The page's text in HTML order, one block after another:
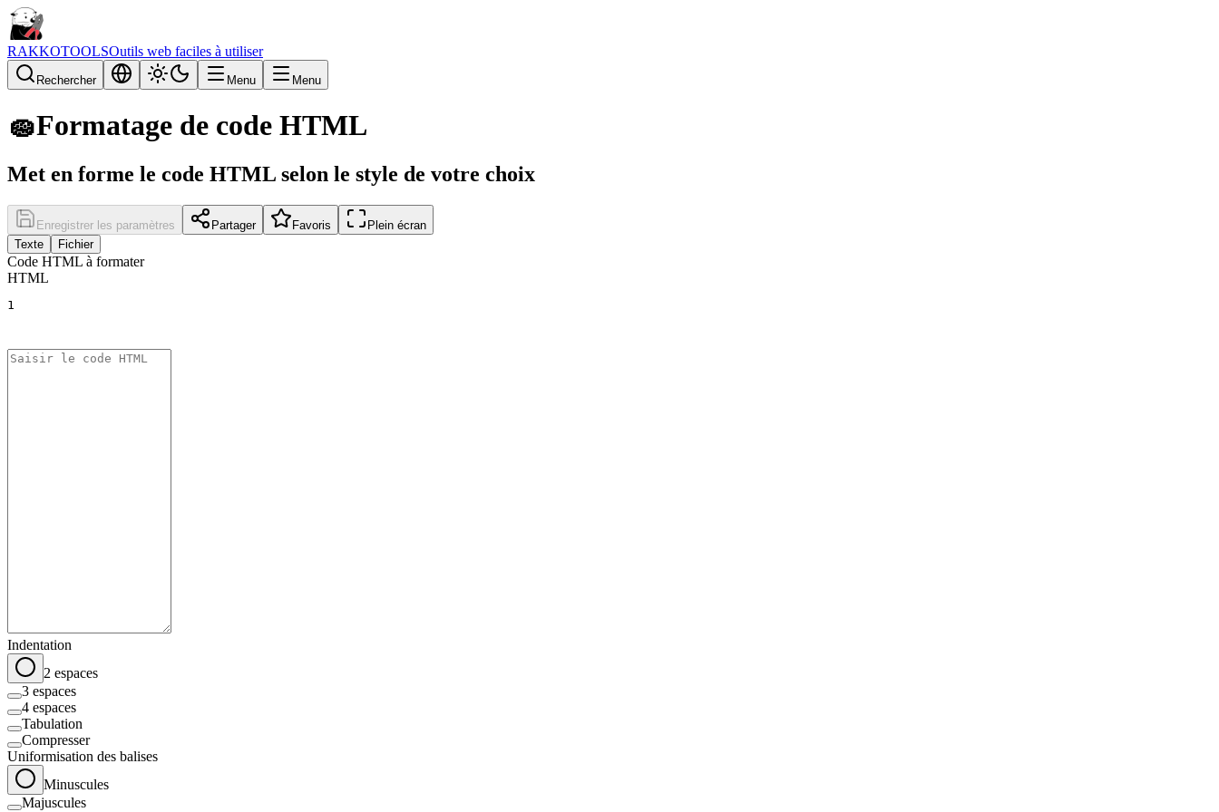
RAKKOTOOLSOutils web faciles à utiliser
Rechercher Menu Menu
🧽Formatage de code HTML
Met en forme le code HTML selon le style de votre choix
Enregistrer les paramètres Partager Favoris
Plein écran
Texte
Fichier
Code HTML à formater
HTML
1
Indentation
2 espaces
3 espaces
4 espaces
Tabulation
Compresser
Uniformisation des balises
Minuscules
Majuscules